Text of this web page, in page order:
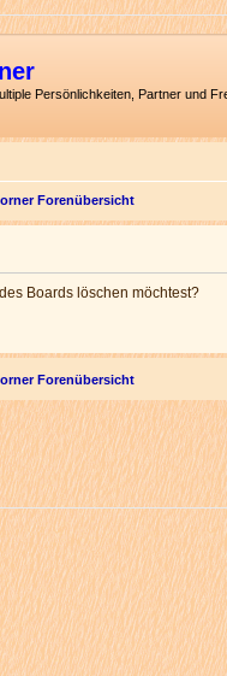
Persönlichkeiten, Partner und
Forenübersicht
Boards löschen möchtest?
Forenübersicht